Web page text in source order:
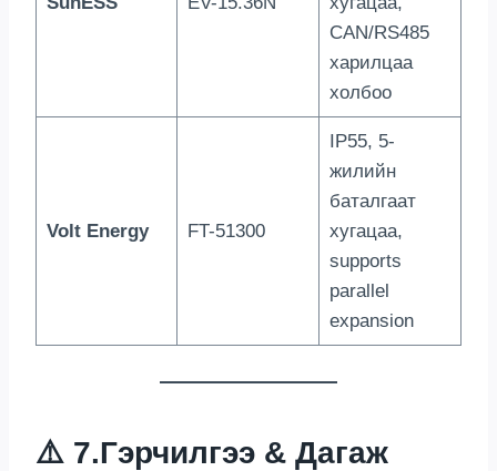
CAN/RS485
харилцаа
холбоо
Volt Energy FT-51300
IP55, 5-
жилийн
баталгаат
хугацаа,
supports
parallel
expansion
⚠️ 7.Гэрчилгээ & Дагаж